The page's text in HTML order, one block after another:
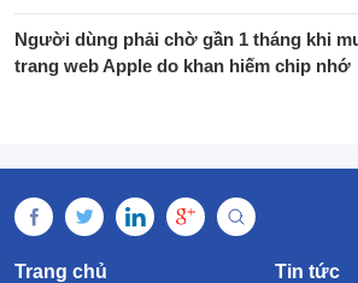
Người dùng phải chờ gần 1 tháng khi
trang web Apple do khan hiếm chip nhớ
Trang chủ Tin tức